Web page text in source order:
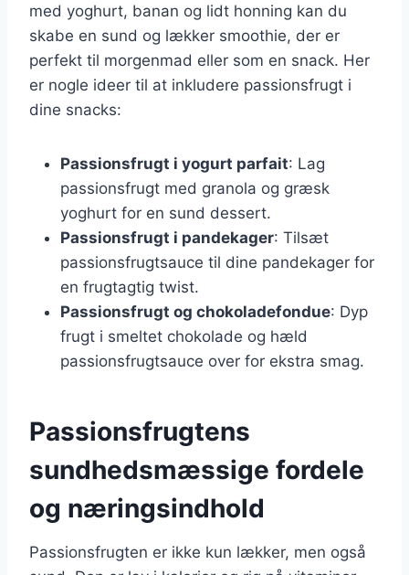
med yoghurt, banan og lidt honning kan du
skabe en sund og lækker smoothie, der er
perfekt til morgenmad eller som en snack. Her
er nogle ideer til at inkludere passionsfrugt i
dine snacks:
Passionsfrugt i yogurt parfait: Lag
passionsfrugt med granola og græsk
yoghurt for en sund dessert.
Passionsfrugt i pandekager: Tilsæt
passionsfrugtsauce til dine pandekager for
en frugtagtig twist.
Passionsfrugt og chokoladefondue: Dyp
frugt i smeltet chokolade og hæld
passionsfrugtsauce over for ekstra smag.
Passionsfrugtens
sundhedsmæssige fordele
og næringsindhold
Passionsfrugten er ikke kun lækker, men også